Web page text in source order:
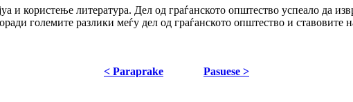
и користење литература. Дел од граѓанското општество успеало да
големите разлики меѓу дел од граѓанското општество и ставовите
< Paraprake Pasuese >